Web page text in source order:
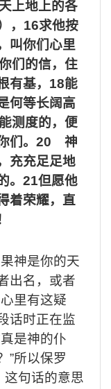
天上地上的各
， 16求他按
叫你们心里
们的信，住
有基， 18能
何等长阔高
测度的，便
。 20 神
充充足足地
。 21但愿他
着荣耀，直
神是你的天
出名，或者
里有这疑
话时正在监
是神的仆
”所以保罗
句话的意思